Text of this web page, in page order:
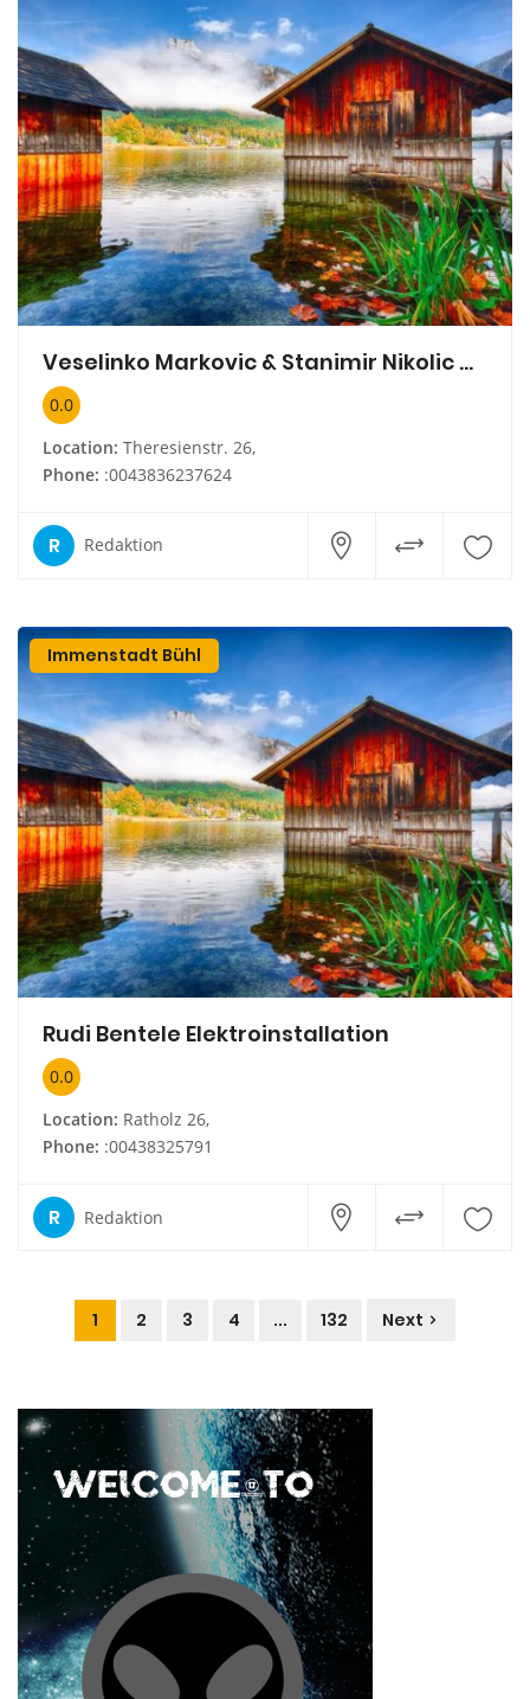
Veselinko Markovic & Stanimir Nikolic GbR
0.0
Location: Theresienstr. 26,
Phone: :0043836237624
R Redaktion
Immenstadt Bühl
Rudi Bentele Elektroinstallation
0.0
Location: Ratholz 26,
Phone: :00438325791
R Redaktion
1 2 3 4 ... 132 Next